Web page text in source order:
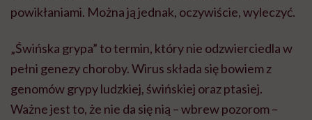
powikłaniami. Można ją jednak, oczywiście, wyleczyć.
„Świńska grypa” to termin, który nie odzwierciedla w
pełni genezy choroby. Wirus składa się bowiem z
genomów grypy ludzkiej, świńskiej oraz ptasiej.
Ważne jest to, że nie da się nią – wbrew pozorom –